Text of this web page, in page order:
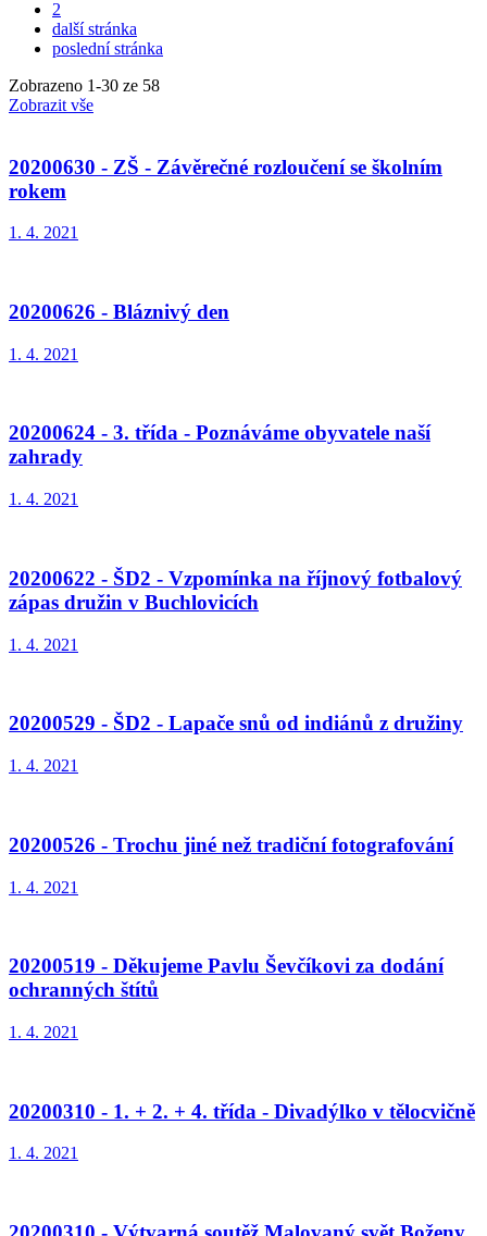
2
další stránka
poslední stránka
Zobrazeno 1-30 ze 58
Zobrazit vše
20200630 - ZŠ - Závěrečné rozloučení se školním
rokem
1. 4. 2021
20200626 - Bláznivý den
1. 4. 2021
20200624 - 3. třída - Poznáváme obyvatele naší
zahrady
1. 4. 2021
20200622 - ŠD2 - Vzpomínka na říjnový fotbalový
zápas družin v Buchlovicích
1. 4. 2021
20200529 - ŠD2 - Lapače snů od indiánů z družiny
1. 4. 2021
20200526 - Trochu jiné než tradiční fotografování
1. 4. 2021
20200519 - Děkujeme Pavlu Ševčíkovi za dodání
ochranných štítů
1. 4. 2021
20200310 - 1. + 2. + 4. třída - Divadýlko v tělocvičně
1. 4. 2021